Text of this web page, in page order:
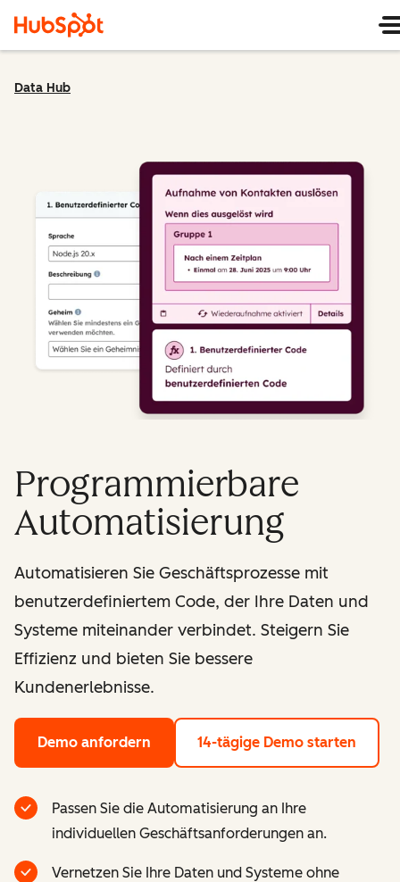
Data Hub
Programmierbare
Automatisierung
Automatisieren Sie Geschäftsprozesse mit
benutzerdefiniertem Code, der Ihre Daten und
Systeme miteinander verbindet. Steigern Sie
Effizienz und bieten Sie bessere
Kundenerlebnisse.
Demo anfordern 14-tägige Demo starten
Passen Sie die Automatisierung an Ihre
individuellen Geschäftsanforderungen an.
Vernetzen Sie Ihre Daten und Systeme ohne